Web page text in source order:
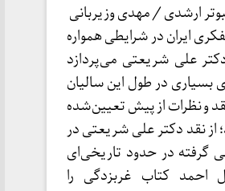
ارشد‌‌‌ی / مهد‌‌‌ی وزیر‌بانی
ایران د‌‌‌ر شرایطی همواره
علی شریعتی می‌پرد‌‌‌ازد‌‌‌
بسیاری د‌‌‌ر طول این سالیان
و نظرات از پیش تعیین‌شد‌‌‌ه
از نقد‌‌‌ د‌‌‌کتر علی شریعتی د‌‌‌ر
گرفته د‌‌‌ر حد‌‌‌ود‌‌‌ تاریخی‌ای
احمد‌‌‌ کتاب غربزد‌‌‌گی را